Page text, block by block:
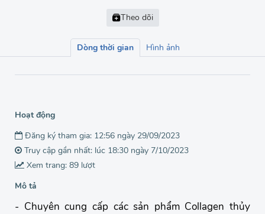
Dòng thời gian Hình ảnh
Hoạt động
Đăng ký tham gia: 12:56 ngày 29/09/2023
Truy cập gần nhất: lúc 18:30 ngày 7/10/2023
Xem trang: 89 lượt
Mô tả
- Chuyên cung cấp các sản phẩm Collagen thủy